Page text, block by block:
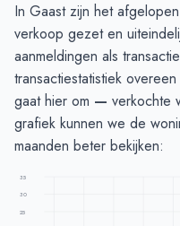
In Gaast zijn het
verkoop gezet en
aanmeldingen als
transactiestatistiek
gaat hier om — verkochte
grafiek kunnen we de
maanden beter bekijken:
35
30
25